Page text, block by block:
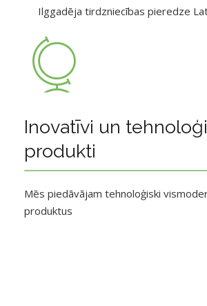
Ilggadēja tirdzniecības pieredze
Inovatīvi un
produkti
Mēs piedāvājam tehnoloģiski
produktus